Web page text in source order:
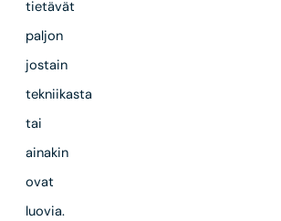
tietävät
paljon
jostain
tekniikasta
tai
ainakin
ovat
luovia.